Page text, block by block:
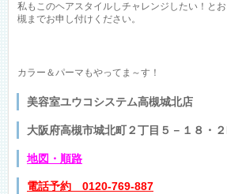
私もこのヘアスタイルしチャレンジしたい！と
槻までお申し付けください。
カラー＆パーマもやってま～す！
美容室ユウコシステム高槻城北店
大阪府高槻市城北町２丁目５－１８・
地図 ・順路
電話予約 0120-769-887